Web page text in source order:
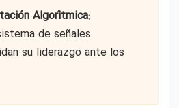
Algorítmica:
de señales
su liderazgo ante los